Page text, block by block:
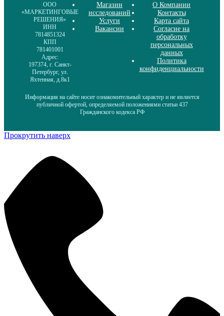
ООО
«МАРКЕТИНГОВЫЕ
РЕШЕНИЯ»
ИНН
7814851324
КПП
781401001
Адрес:
197374, г. Санкт-
Петербург, ул.
Яхтенная, д.8к1
Магазин
исследований
Услуги
Вакансии
О Компании
Контакты
Карта сайта
Согласие на
обработку
персональных
данных
Политика
конфиденциальности
Информация на сайте носит ознакомительный характер и не является
публичной офертой, определяемой положениями статьи 437
Гражданского кодекса РФ
Прокрутить наверх